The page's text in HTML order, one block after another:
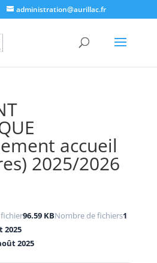
administration@aurillac.fr
accueil
2025/2026
96.59 KBNombre de fichiers1
2025
2025